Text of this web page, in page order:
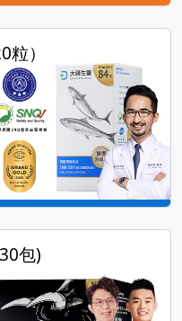
）
包)